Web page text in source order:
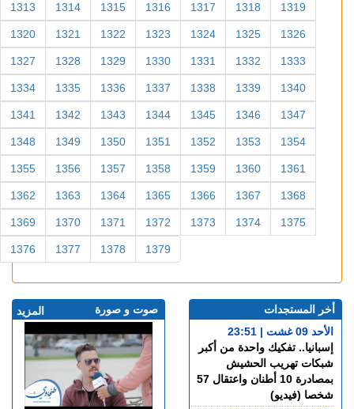
1313 1314 1315 1316 1317 1318 1319
1320 1321 1322 1323 1324 1325 1326
1327 1328 1329 1330 1331 1332 1333
1334 1335 1336 1337 1338 1339 1340
1341 1342 1343 1344 1345 1346 1347
1348 1349 1350 1351 1352 1353 1354
1355 1356 1357 1358 1359 1360 1361
1362 1363 1364 1365 1366 1367 1368
1369 1370 1371 1372 1373 1374 1375
1376 1377 1378 1379
المزيد صوت و صورة
أخر المستجدات
الأحد 09 غشت | 23:51
إسبانيا.. تفكيك واحدة من أكبر
شبكات تهريب الحشيش
بمصادرة 10 أطنان واعتقال 57
شخصا (فيديو)